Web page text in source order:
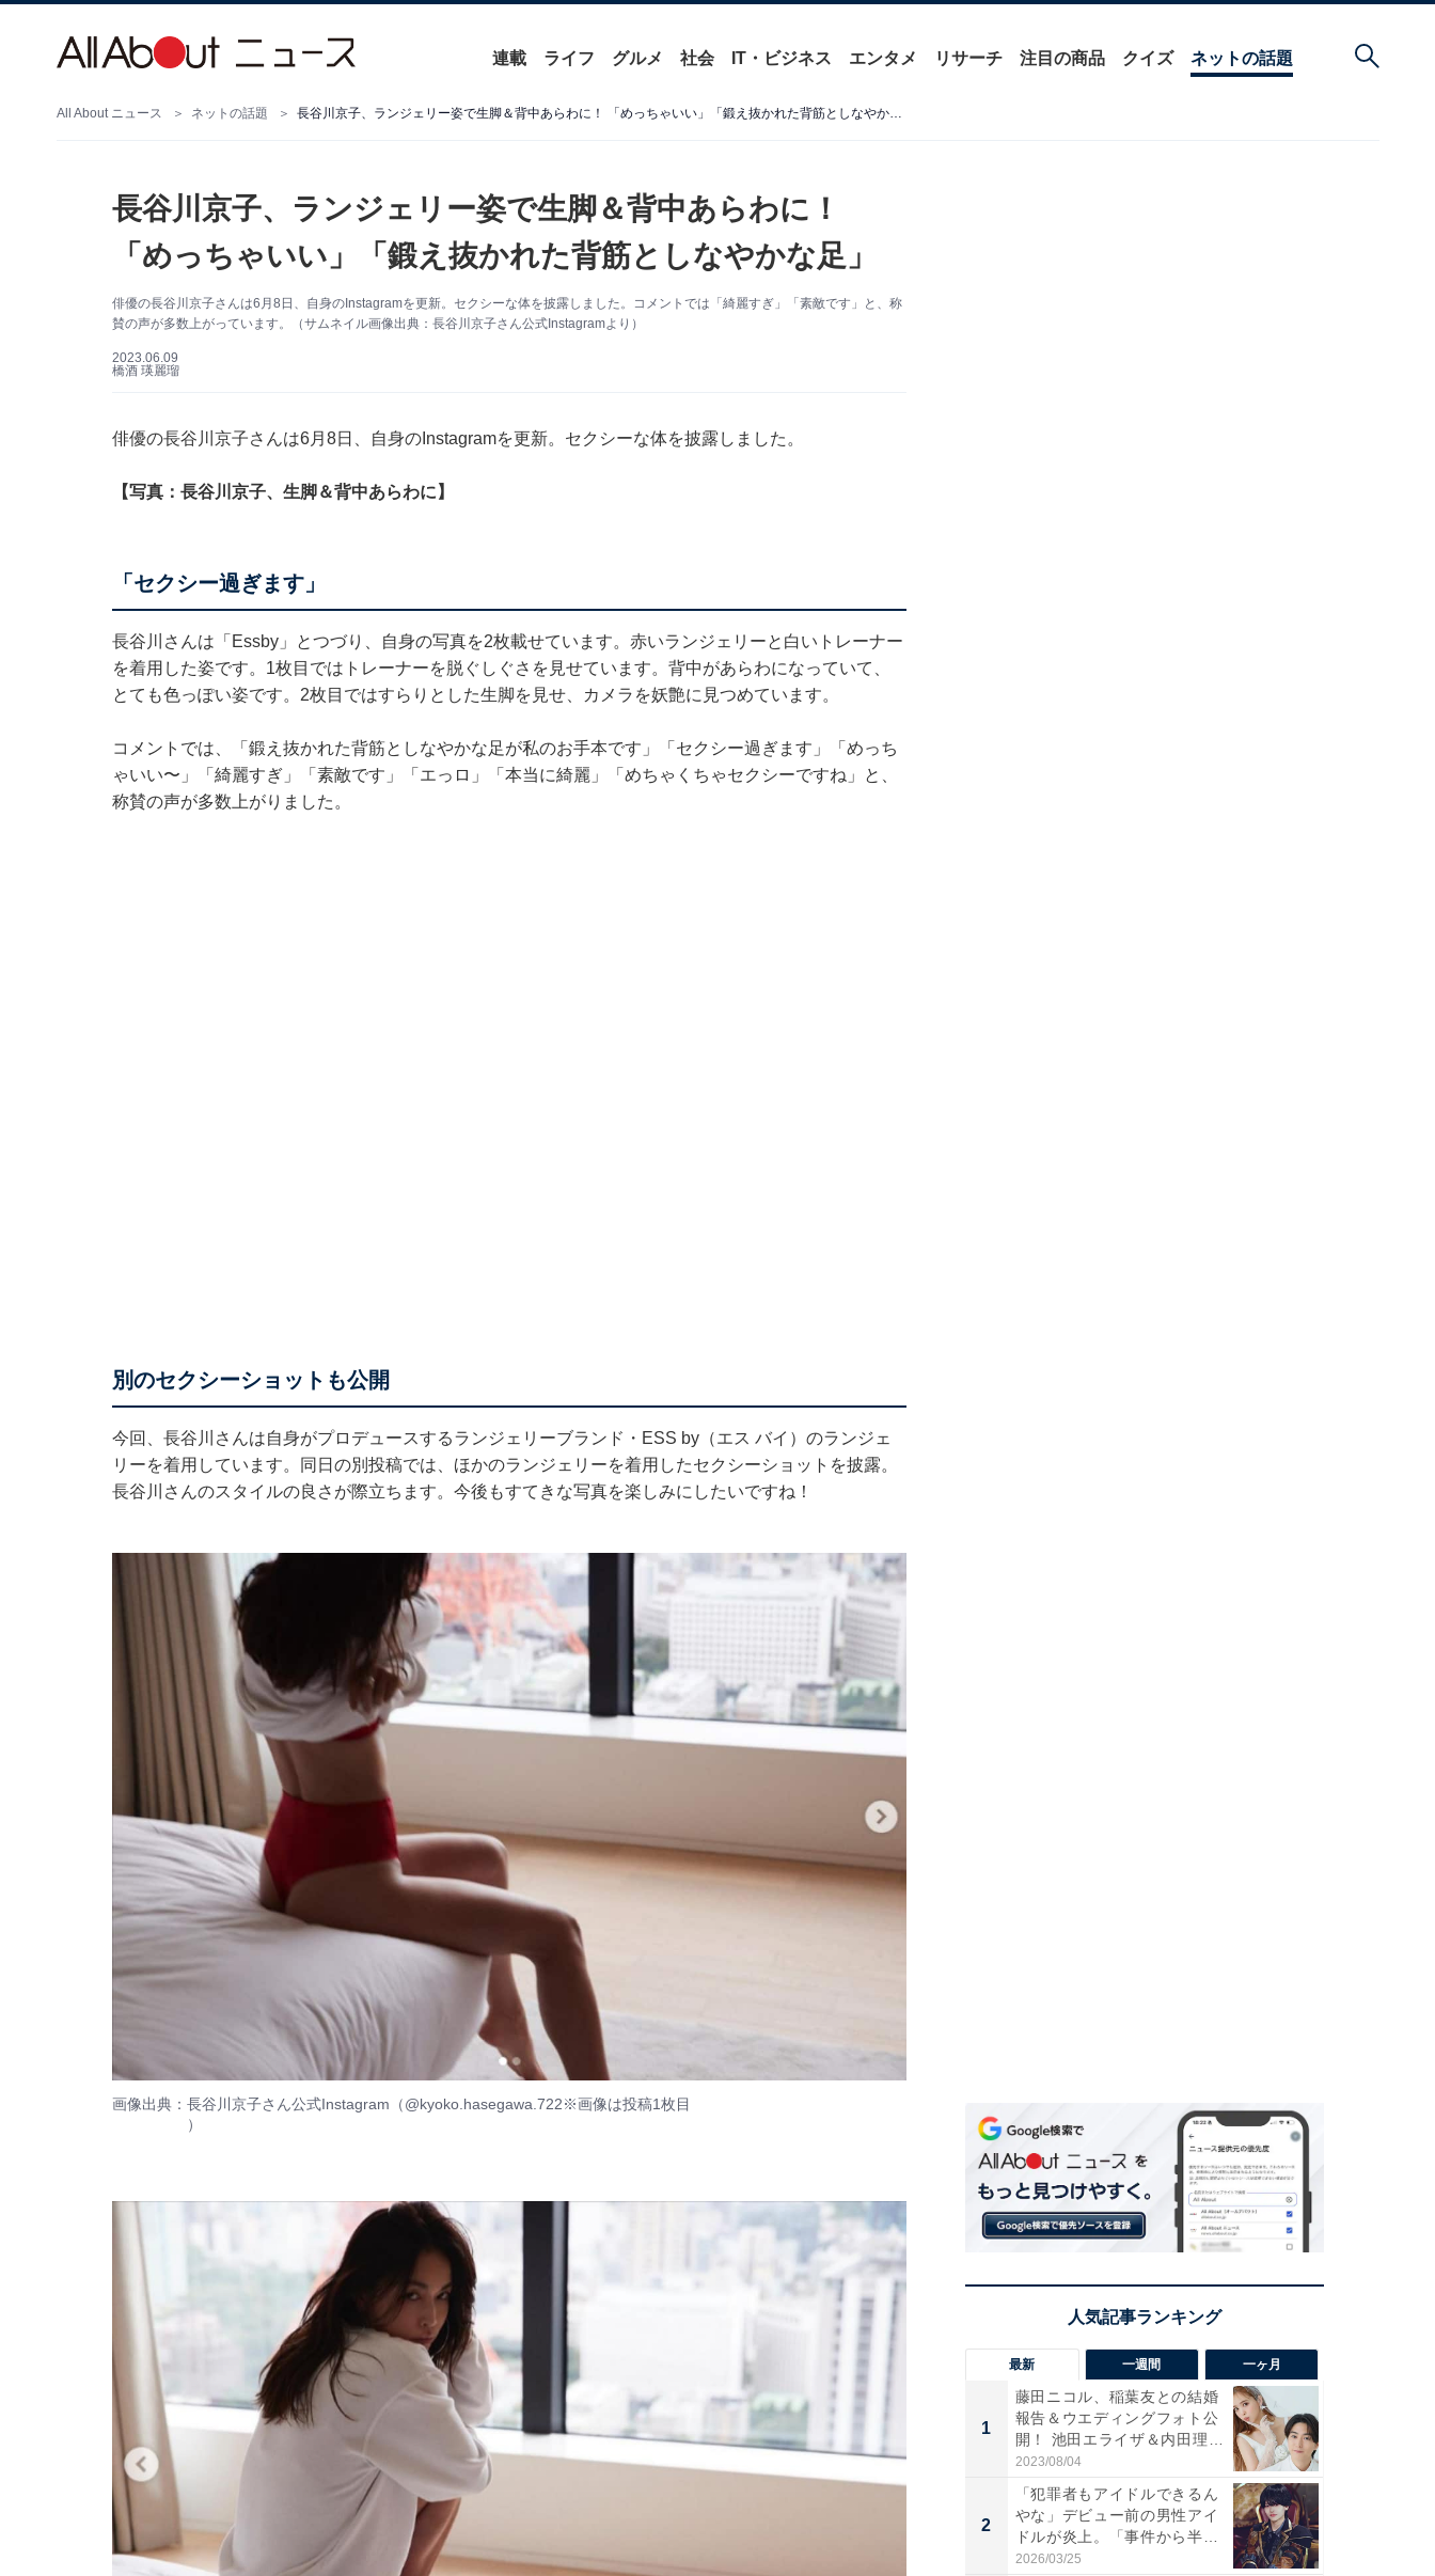
連載 ライフ グルメ 社会 IT・ビジネス エンタメ リサーチ 注目の商品 クイズ ネットの話題
All About ニュース ネットの話題 長谷川京子、ランジェリー姿で生脚＆背中あらわに！ 「めっちゃいい」「鍛え抜かれた背筋としなやかな足」
長谷川京子、ランジェリー姿で生脚＆背中あらわに！
「めっちゃいい」「鍛え抜かれた背筋としなやかな足」
俳優の長谷川京子さんは6月8日、自身のInstagramを更新。セクシーな体を披露しました。コメントでは「綺麗すぎ」「素敵です」と、称
賛の声が多数上がっています。（サムネイル画像出典：長谷川京子さん公式Instagramより）
2023.06.09
橋酒 瑛麗瑠
俳優の長谷川京子さんは6月8日、自身のInstagramを更新。セクシーな体を披露しました。
【写真：長谷川京子、生脚＆背中あらわに】
「セクシー過ぎます」
長谷川さんは「Essby」とつづり、自身の写真を2枚載せています。赤いランジェリーと白いトレーナー
を着用した姿です。1枚目ではトレーナーを脱ぐしぐさを見せています。背中があらわになっていて、
とても色っぽい姿です。2枚目ではすらりとした生脚を見せ、カメラを妖艶に見つめています。
コメントでは、「鍛え抜かれた背筋としなやかな足が私のお手本です」「セクシー過ぎます」「めっち
ゃいい〜」「綺麗すぎ」「素敵です」「エっロ」「本当に綺麗」「めちゃくちゃセクシーですね」と、
称賛の声が多数上がりました。
別のセクシーショットも公開
今回、長谷川さんは自身がプロデュースするランジェリーブランド・ESS by（エス バイ）のランジェ
リーを着用しています。同日の別投稿では、ほかのランジェリーを着用したセクシーショットを披露。
長谷川さんのスタイルの良さが際立ちます。今後もすてきな写真を楽しみにしたいですね！
画像出典： 長谷川京子さん公式Instagram（@kyoko.hasegawa.722
）
※画像は投稿1枚目
最新 一週間 一ヶ月
1
藤田ニコル、稲葉友との結婚
報告＆ウエディングフォト公
開！ 池田エライザ＆内田理
央...
2023/08/04
2
「犯罪者もアイドルできるん
やな」デビュー前の男性アイ
ドルが炎上。「事件から半年
も...
2026/03/25